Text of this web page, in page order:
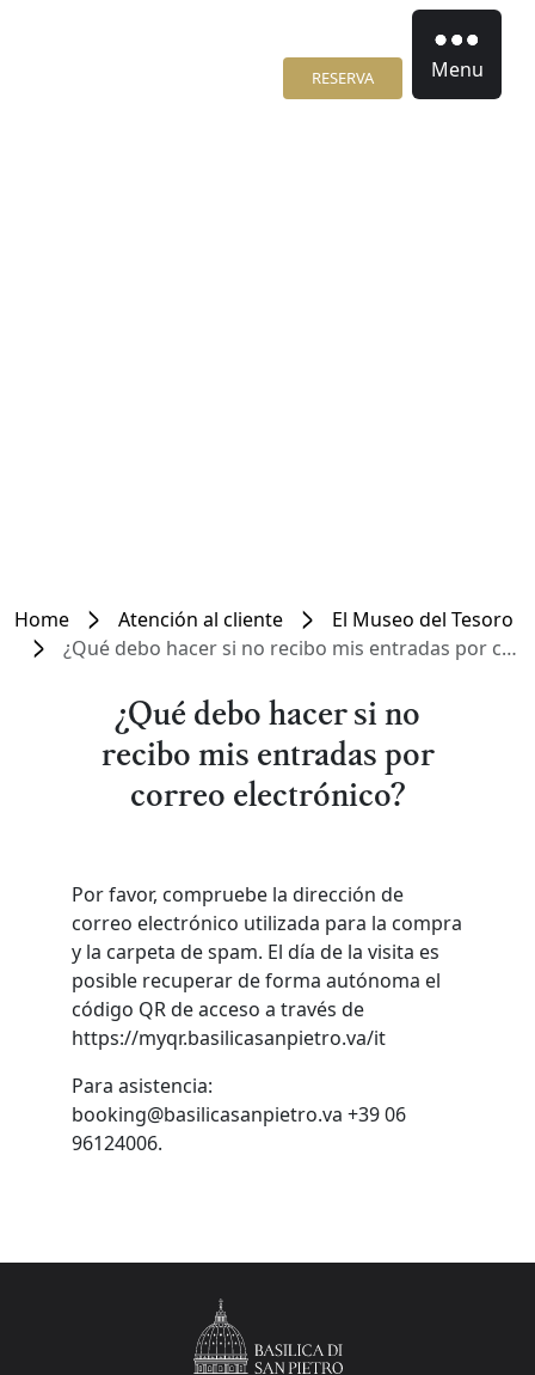
RESERVA Menu
Home Atención al cliente
El Museo del Tesoro
¿Qué debo hacer si no recibo mis entradas por correo electrónico?
¿Qué debo hacer si no
recibo mis entradas por
correo electrónico?
Por favor, compruebe la dirección de
correo electrónico utilizada para la compra
y la carpeta de spam. El día de la visita es
posible recuperar de forma autónoma el
código QR de acceso a través de
https://myqr.basilicasanpietro.va/it
Para asistencia:
booking@basilicasanpietro.va +39 06
96124006.